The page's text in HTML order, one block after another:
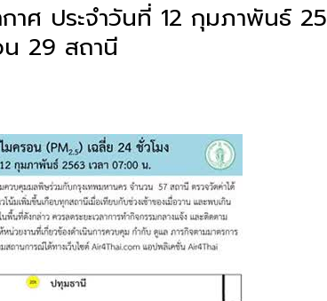
ประจำวันที่ 12 กุมภาพันธ์
29 สถานี